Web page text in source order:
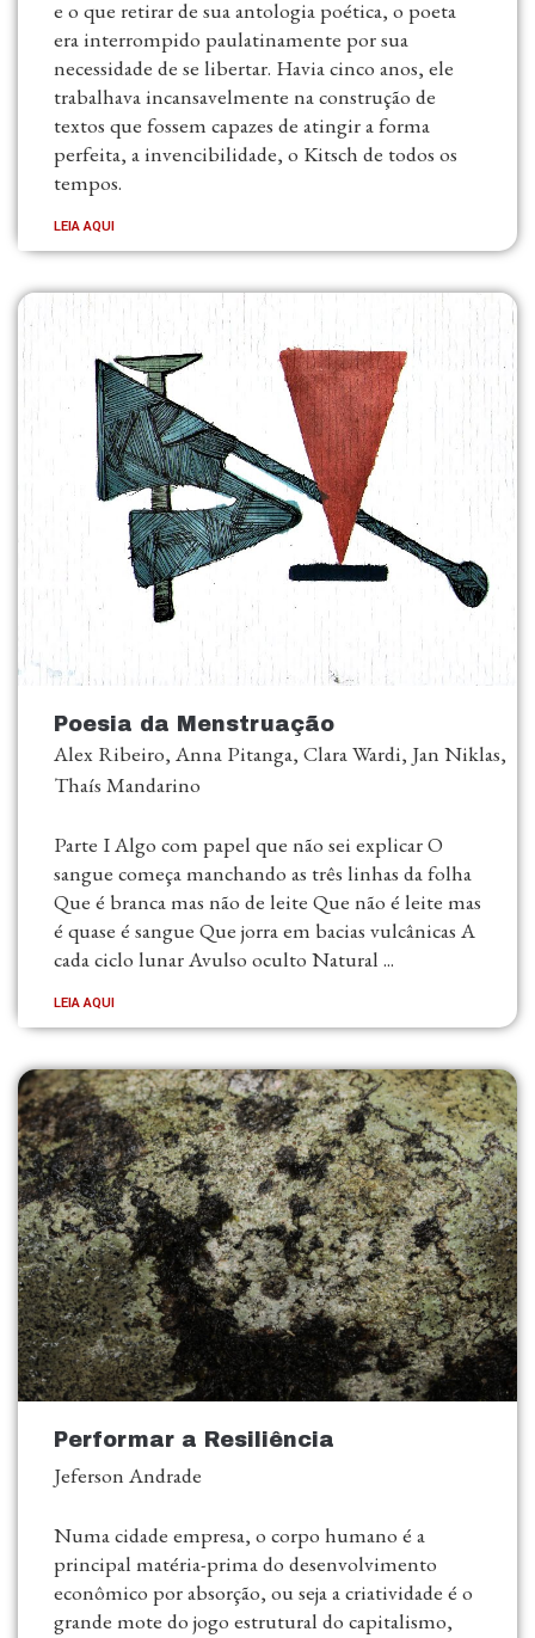
e o que retirar de sua antologia poética, o poeta
era interrompido paulatinamente por sua
necessidade de se libertar. Havia cinco anos, ele
trabalhava incansavelmente na construção de
textos que fossem capazes de atingir a forma
perfeita, a invencibilidade, o Kitsch de todos os
tempos.
LEIA AQUI
Poesia da Menstruação
Alex Ribeiro, Anna Pitanga, Clara Wardi, Jan Niklas,
Thaís Mandarino
Parte I Algo com papel que não sei explicar O
sangue começa manchando as três linhas da folha
Que é branca mas não de leite Que não é leite mas
é quase é sangue Que jorra em bacias vulcânicas A
cada ciclo lunar Avulso oculto Natural ...
LEIA AQUI
Performar a Resiliência
Jeferson Andrade
Numa cidade empresa, o corpo humano é a
principal matéria-prima do desenvolvimento
econômico por absorção, ou seja a criatividade é o
grande mote do jogo estrutural do capitalismo,